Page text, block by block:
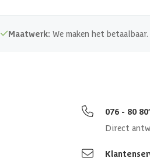
Maatwerk: We maken het betaalbaar.
076 - 80
Direct